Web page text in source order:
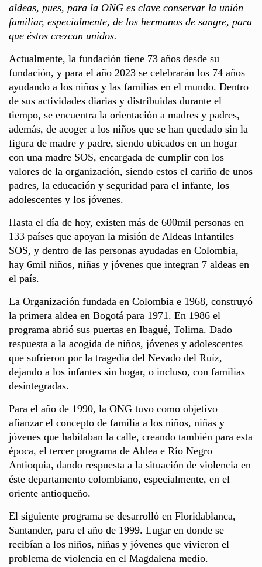
aldeas, pues, para la ONG es clave conservar la unión
familiar, especialmente, de los hermanos de sangre, para
que éstos crezcan unidos.
Actualmente, la fundación tiene 73 años desde su
fundación, y para el año 2023 se celebrarán los 74 años
ayudando a los niños y las familias en el mundo. Dentro
de sus actividades diarias y distribuidas durante el
tiempo, se encuentra la orientación a madres y padres,
además, de acoger a los niños que se han quedado sin la
figura de madre y padre, siendo ubicados en un hogar
con una madre SOS, encargada de cumplir con los
valores de la organización, siendo estos el cariño de unos
padres, la educación y seguridad para el infante, los
adolescentes y los jóvenes.
Hasta el día de hoy, existen más de 600mil personas en
133 países que apoyan la misión de Aldeas Infantiles
SOS, y dentro de las personas ayudadas en Colombia,
hay 6mil niños, niñas y jóvenes que integran 7 aldeas en
el país.
La Organización fundada en Colombia e 1968, construyó
la primera aldea en Bogotá para 1971. En 1986 el
programa abrió sus puertas en Ibagué, Tolima. Dado
respuesta a la acogida de niños, jóvenes y adolescentes
que sufrieron por la tragedia del Nevado del Ruíz,
dejando a los infantes sin hogar, o incluso, con familias
desintegradas.
Para el año de 1990, la ONG tuvo como objetivo
afianzar el concepto de familia a los niños, niñas y
jóvenes que habitaban la calle, creando también para esta
época, el tercer programa de Aldea e Río Negro
Antioquia, dando respuesta a la situación de violencia en
éste departamento colombiano, especialmente, en el
oriente antioqueño.
El siguiente programa se desarrolló en Floridablanca,
Santander, para el año de 1999. Lugar en donde se
recibían a los niños, niñas y jóvenes que vivieron el
problema de violencia en el Magdalena medio.